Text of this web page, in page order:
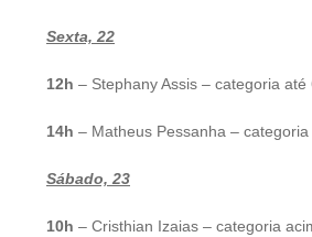
Sexta, 22
12h – Stephany Assis – categoria
14h – Matheus Pessanha –
Sábado, 23
10h – Cristhian Izaias – categoria